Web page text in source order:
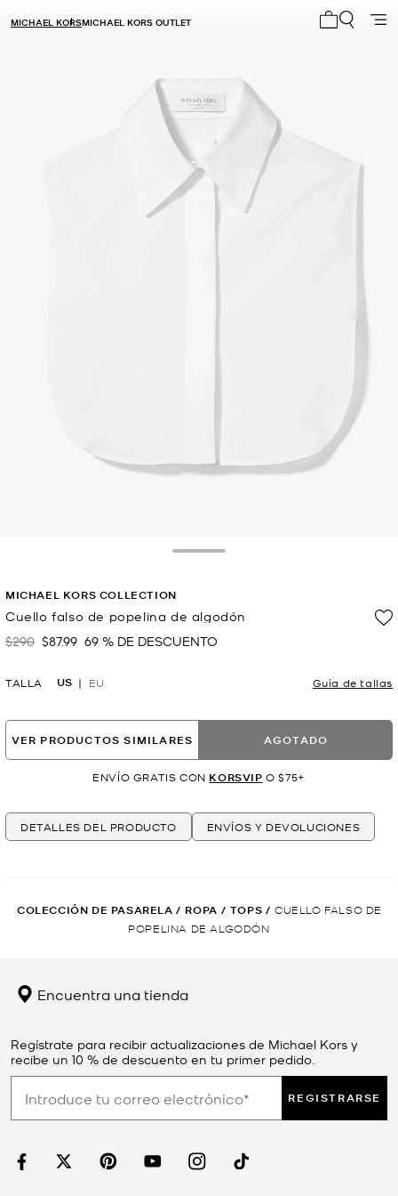
MICHAEL KORSMICHAEL KORS OUTLET
MICHAEL KORS COLLECTION
Cuello falso de popelina de algodón
Era
$290 Ahora
$87.99 69 % DE DESCUENTO
TALLA US EU Guía de tallas
VER PRODUCTOS SIMILARES AGOTADO
ENVÍO GRATIS CON KORSVIP O $75+
DETALLES DEL PRODUCTO ENVÍOS Y DEVOLUCIONES
COLECCIÓN DE PASARELA / ROPA / TOPS / CUELLO FALSO DE
POPELINA DE ALGODÓN
Encuentra una tienda
Regístrate para recibir actualizaciones de Michael Kors y
recibe un 10 % de descuento en tu primer pedido.
REGISTRARSE